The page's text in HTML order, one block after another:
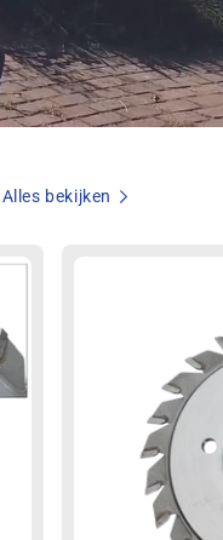
Alles bekijken